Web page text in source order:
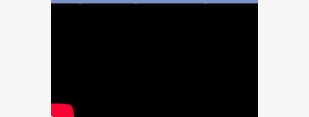
da Manutenção na VALE em São